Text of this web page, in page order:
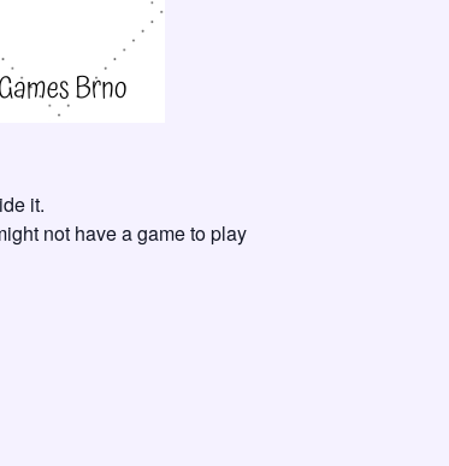
it.
not have a game to play